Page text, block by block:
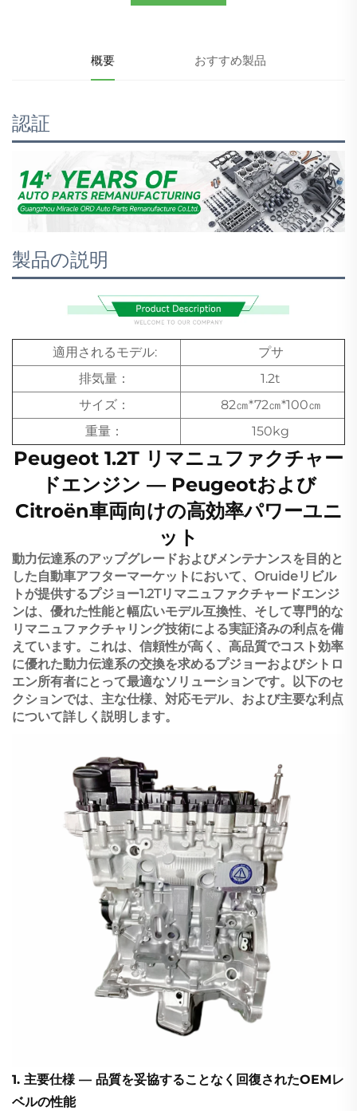
概要 おすすめ製品
認証
製品の説明
適用されるモデル:
プサ
排気量：
1.2t
サイズ：
82㎝*72㎝*100㎝
重量：
150kg
Peugeot 1.2T リマニュファクチャー
ドエンジン — Peugeotおよび
Citroën車両向けの高効率パワーユニ
ット
動力伝達系のアップグレードおよびメンテナンスを目的と
した自動車アフターマーケットにおいて、Oruideリビル
トが提供するプジョー1.2Tリマニュファクチャードエンジ
ンは、優れた性能と幅広いモデル互換性、そして専門的な
リマニュファクチャリング技術による実証済みの利点を備
えています。これは、信頼性が高く、高品質でコスト効率
に優れた動力伝達系の交換を求めるプジョーおよびシトロ
エン所有者にとって最適なソリューションです。以下のセ
クションでは、主な仕様、対応モデル、および主要な利点
について詳しく説明します。
1. 主要仕様 — 品質を妥協することなく回復されたOEMレ
ベルの性能